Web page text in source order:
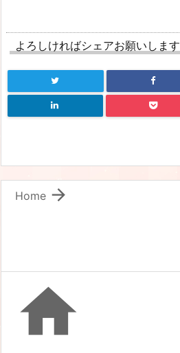
よろしければシェアお願いします

Home
